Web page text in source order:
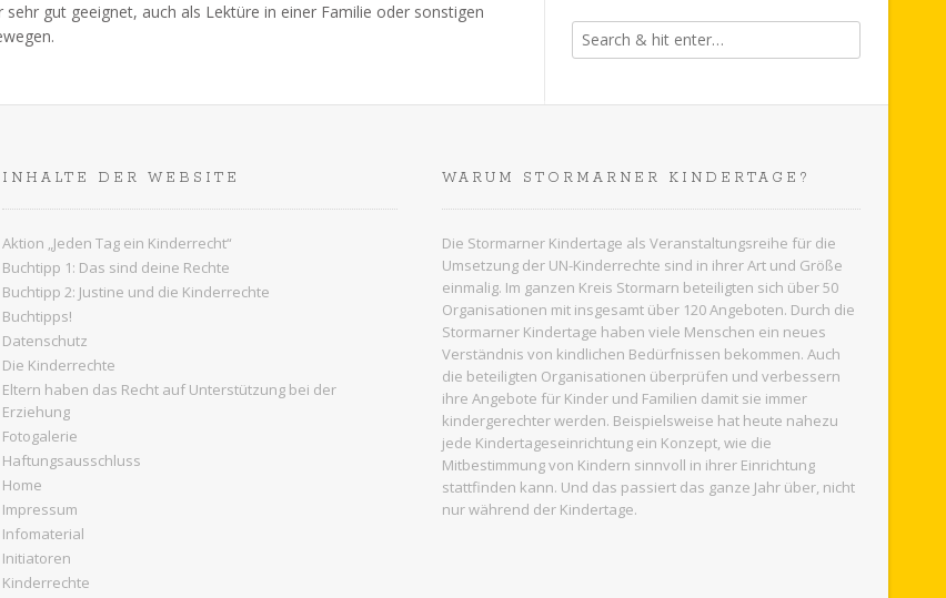
gut geeignet, auch als Lektüre in einer Familie oder sonstigen
INHALTE DER WEBSITE
Aktion „Jeden Tag ein Kinderrecht“
Buchtipp 1: Das sind deine Rechte
Buchtipp 2: Justine und die Kinderrechte
Buchtipps!
Datenschutz
Die Kinderrechte
Eltern haben das Recht auf Unterstützung bei der
Erziehung
Fotogalerie
Haftungsausschluss
Home
Impressum
Infomaterial
Initiatoren
Kinderrechte
WARUM STORMARNER KINDERTAGE?
Die Stormarner Kindertage als Veranstaltungsreihe für die
Umsetzung der UN-Kinderrechte sind in ihrer Art und Größe
einmalig. Im ganzen Kreis Stormarn beteiligten sich über 50
Organisationen mit insgesamt über 120 Angeboten. Durch die
Stormarner Kindertage haben viele Menschen ein neues
Verständnis von kindlichen Bedürfnissen bekommen. Auch
die beteiligten Organisationen überprüfen und verbessern
ihre Angebote für Kinder und Familien damit sie immer
kindergerechter werden. Beispielsweise hat heute nahezu
jede Kindertageseinrichtung ein Konzept, wie die
Mitbestimmung von Kindern sinnvoll in ihrer Einrichtung
stattfinden kann. Und das passiert das ganze Jahr über, nicht
nur während der Kindertage.